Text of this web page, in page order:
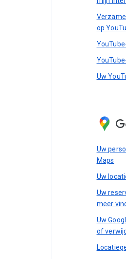
op
Uw
Uw
Maps
Uw
Uw
meer
Uw
of